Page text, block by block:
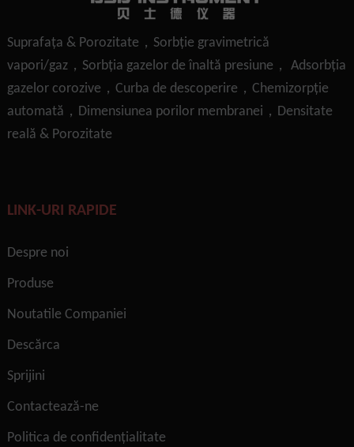
Suprafaţa & Porozitate，Sorbție gravimetrică
vapori/gaz，Sorbția gazelor de înaltă presiune， Adsorbția
gazelor corozive，Curba de descoperire，Chemizorpție
automată，Dimensiunea porilor membranei，Densitate
reală & Porozitate
LINK-URI RAPIDE
Despre noi
Produse
Noutatile Companiei
Descărca
Sprijini
Contactează-ne
Politica de confidențialitate